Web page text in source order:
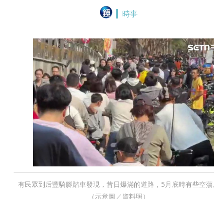
時事
有民眾到后豐騎腳踏車發現，昔日爆滿的道路，5月底時有些空蕩
（示意圖／資料照）